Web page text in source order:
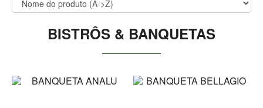
BISTRÔS & BANQUETAS